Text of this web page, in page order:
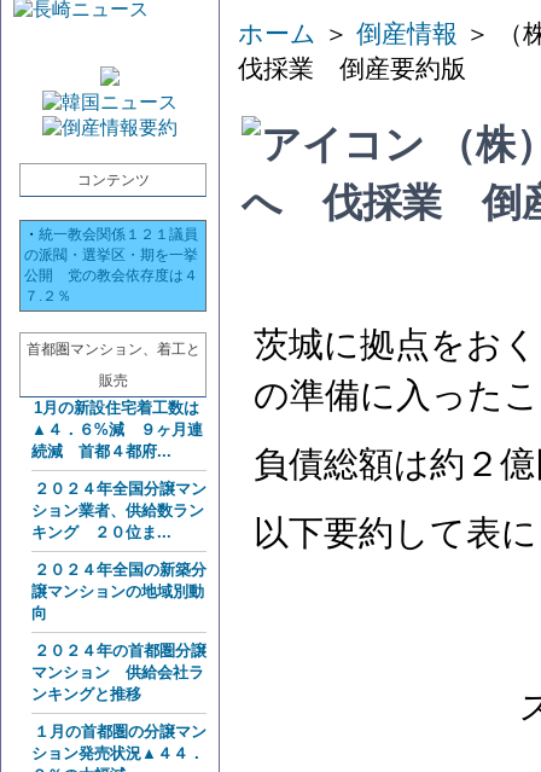
コンテンツ
・ 統一教会関係１２１議員
の派閥・選挙区・期を一挙
公開 党の教会依存度は４
７.２％
首都圏マンション、着工と
販売
1月の新設住宅着工数は
▲４．６%減 ９ヶ月連
続減 首都４都府...
２０２４年全国分譲マン
ション業者、供給数ラン
キング ２０位ま...
２０２４年全国の新築分
譲マンションの地域別動
向
２０２４年の首都圏分譲
マンション 供給会社ラ
ンキングと推移
１月の首都圏の分譲マン
ション発売状況▲４４．
ホーム ＞ 倒産情報 ＞ （
伐採業 倒産要約版
（株
へ 伐採業 倒
茨城に拠点をお
の準備に入った
負債総額は約２
以下要約して表